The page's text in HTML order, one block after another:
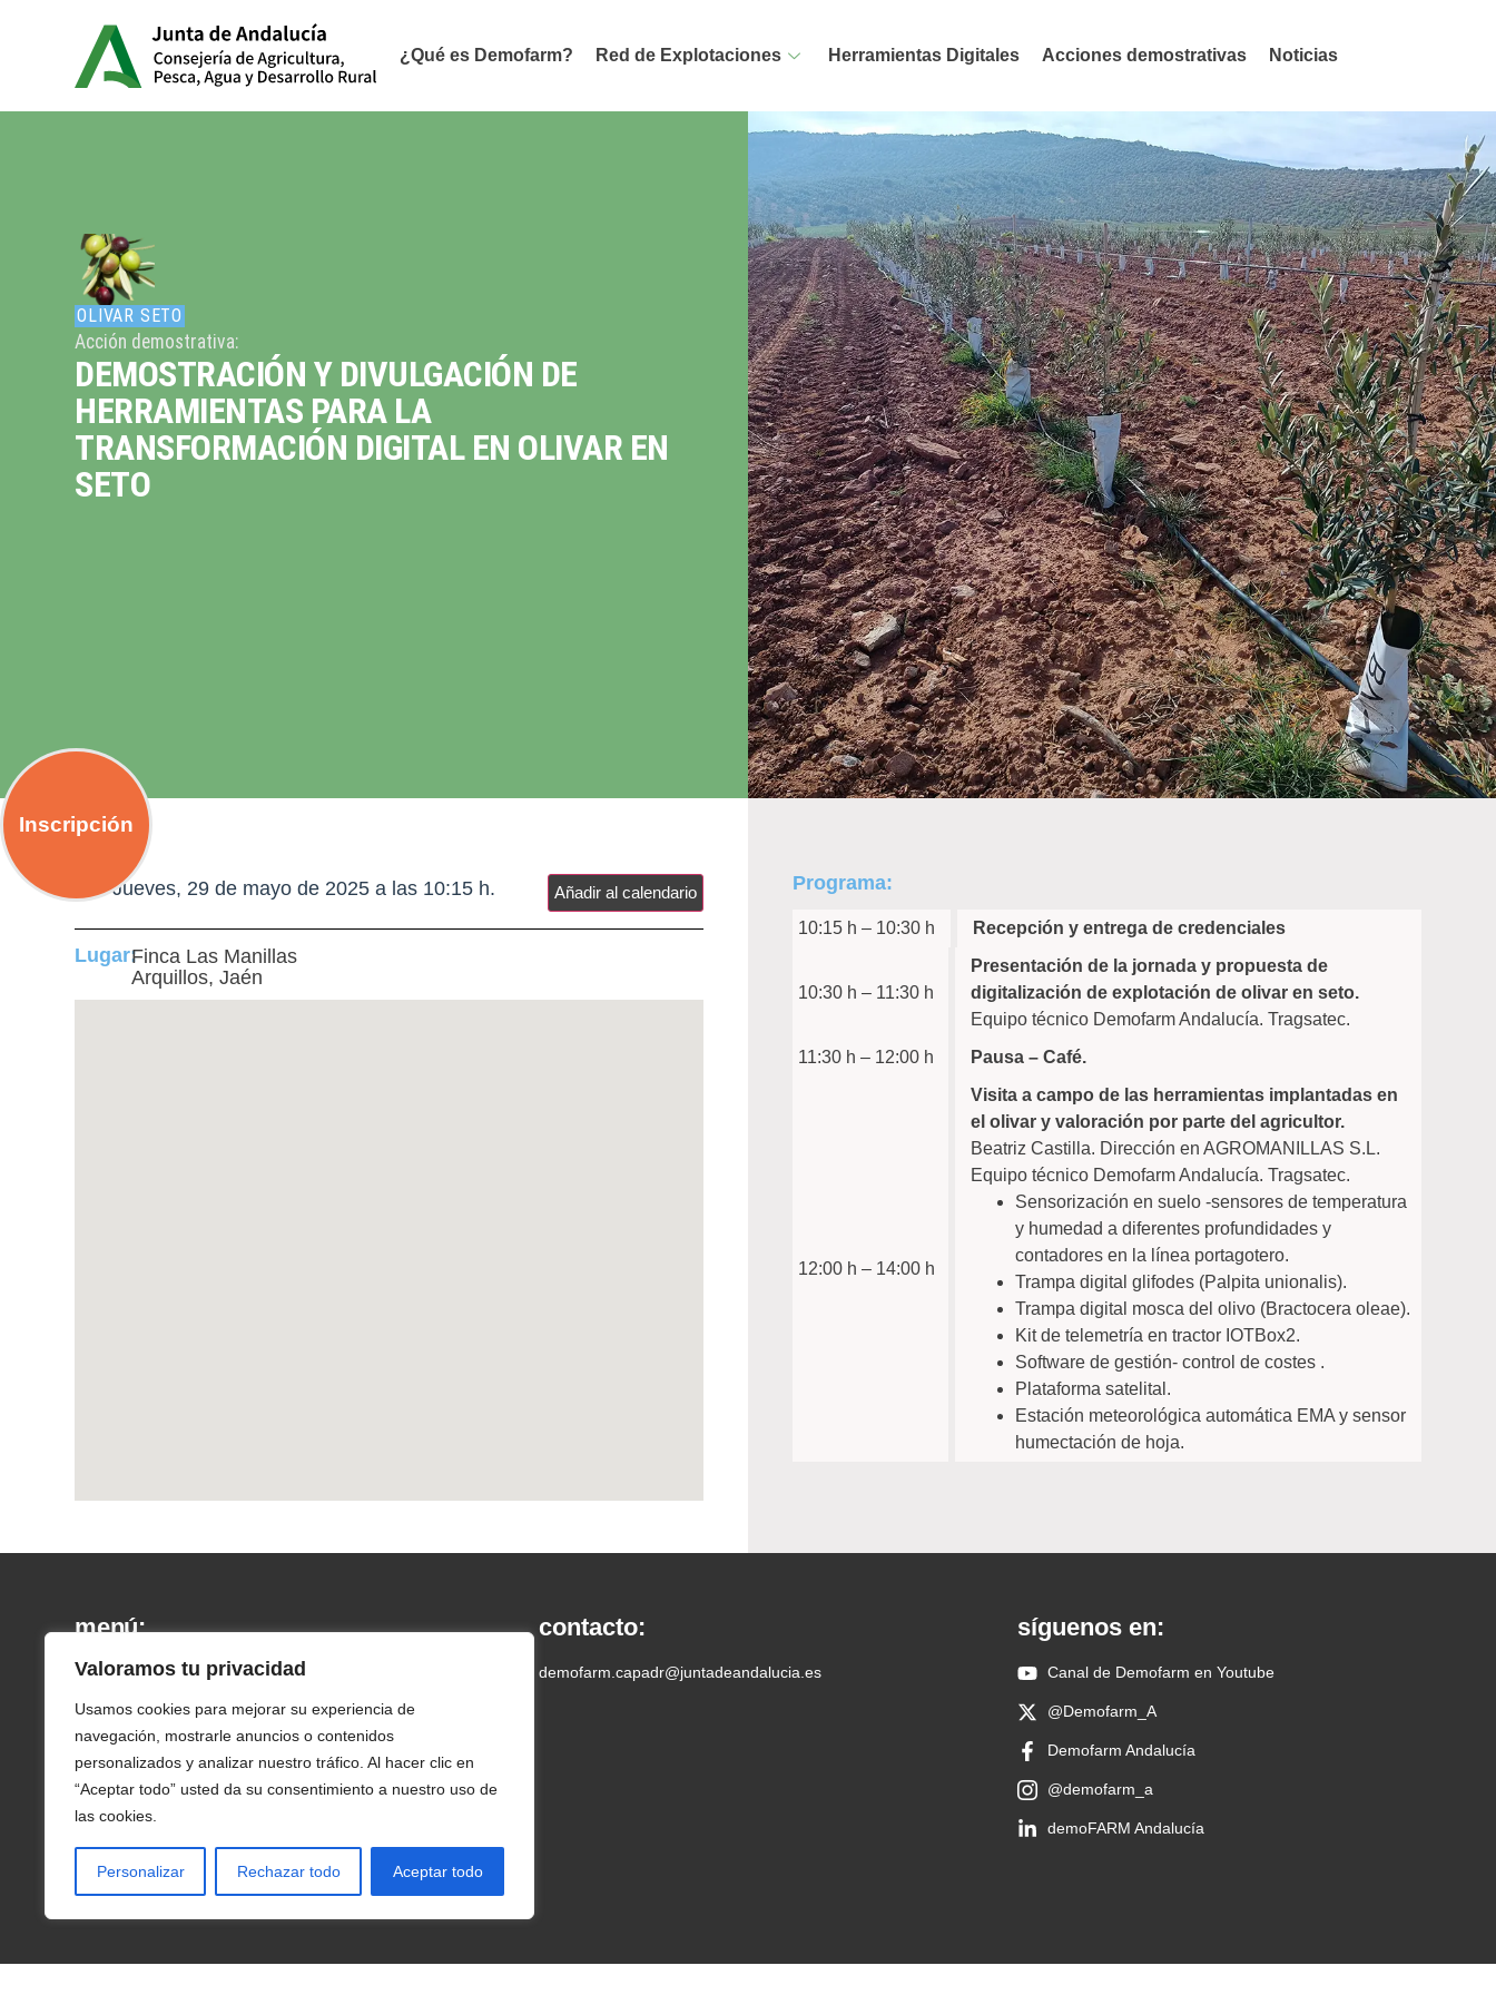
Valoramos tu privacidad
Usamos cookies para mejorar su experiencia de
navegación, mostrarle anuncios o contenidos
personalizados y analizar nuestro tráfico. Al hacer clic en
“Aceptar todo” usted da su consentimiento a nuestro uso de
las cookies.
Personalizar Rechazar todo Aceptar todo
¿Qué es Demofarm? Red de Explotaciones Herramientas Digitales Acciones demostrativas Noticias
Inscripción
OLIVAR SETO
Acción demostrativa:
DEMOSTRACIÓN Y DIVULGACIÓN DE
HERRAMIENTAS PARA LA
TRANSFORMACIÓN DIGITAL EN OLIVAR EN
SETO
Jueves, 29 de mayo de 2025 a las 10:15 h. Añadir al calendario
Lugar:Finca Las Manillas
Arquillos, Jaén
Programa:
10:15 h – 10:30 h Recepción y entrega de credenciales
10:30 h – 11:30 h
Presentación de la jornada y propuesta de
digitalización de explotación de olivar en seto.
Equipo técnico Demofarm Andalucía. Tragsatec.
11:30 h – 12:00 h
Pausa – Café.
12:00 h – 14:00 h
Visita a campo de las herramientas implantadas en
el olivar y valoración por parte del agricultor.
Beatriz Castilla. Dirección en AGROMANILLAS S.L.
Equipo técnico Demofarm Andalucía. Tragsatec.
Sensorización en suelo -sensores de temperatura
y humedad a diferentes profundidades y
contadores en la línea portagotero.
Trampa digital glifodes (Palpita unionalis).
Trampa digital mosca del olivo (Bractocera oleae).
Kit de telemetría en tractor IOTBox2.
Software de gestión- control de costes .
Plataforma satelital.
Estación meteorológica automática EMA y sensor
humectación de hoja.
menú:
¿Qué es Demofarm?
Red de Explotaciones
Herramientas Digitales
contacto:
demofarm.capadr@juntadeandalucia.es
síguenos en:
Canal de Demofarm en Youtube
@Demofarm_A
Demofarm Andalucía
@demofarm_a
demoFARM Andalucía